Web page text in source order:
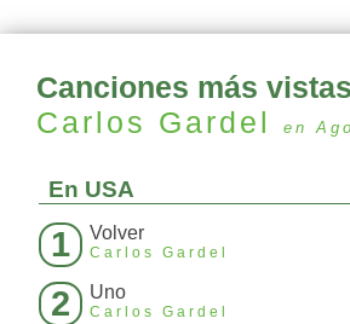
Canciones más
Carlos Gardel
en
En USA
1 Volver
Carlos Gardel
2 Uno
Carlos Gardel